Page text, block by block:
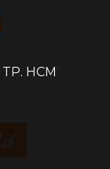
TP. HCM